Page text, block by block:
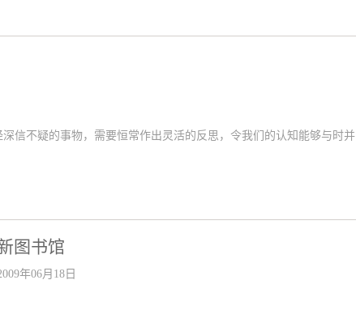
信不疑的事物，需要恒常作出灵活的反思，令我们的认知能够与时并
图书馆
年06月18日